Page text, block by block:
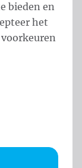
bieden en
het
voorkeuren